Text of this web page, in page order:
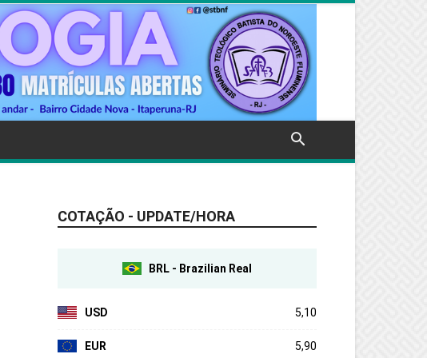
COTAÇÃO - UPDATE/HORA
BRL - Brazilian Real
USD 5,10
EUR 5,90